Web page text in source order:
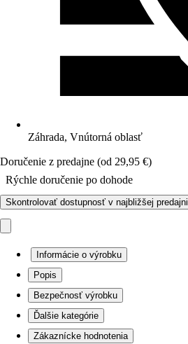
Záhrada, Vnútorná oblasť
Doručenie z predajne (od 29,95 €)
Rýchle doručenie po dohode
Skontrolovať dostupnosť v najbližšej predajni
Informácie o výrobku
Popis
Bezpečnosť výrobku
Ďalšie kategórie
Zákaznícke hodnotenia